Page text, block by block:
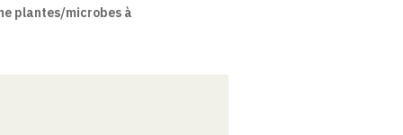
plantes/microbes à